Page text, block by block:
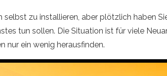
zu installieren, aber plötzlich haben
tun sollen. Die Situation ist für viele
nur ein wenig herausfinden.